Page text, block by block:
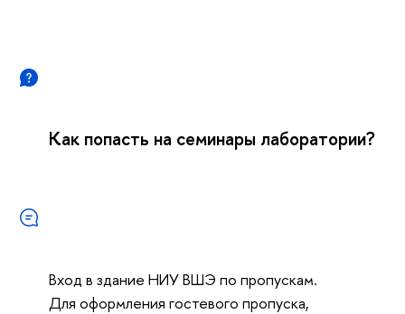
Как попасть на семинары лаборатории?
Вход в здание НИУ ВШЭ по пропускам.
Для оформления гостевого пропуска,